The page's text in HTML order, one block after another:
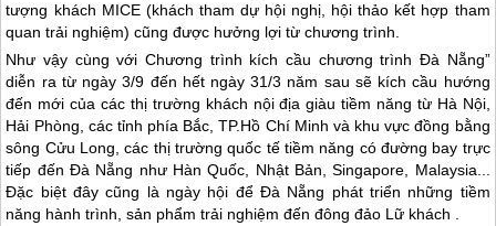
tượng khách MICE (khách tham dự hội nghị, hội thảo kết hợp tham
quan trải nghiệm) cũng được hưởng lợi từ chương trình.
Như vậy cùng với Chương trình kích cầu chương trình Đà Nẵng”
diễn ra từ ngày 3/9 đến hết ngày 31/3 năm sau sẽ kích cầu hướng
đến mới của các thị trường khách nội địa giàu tiềm năng từ Hà Nội,
Hải Phòng, các tỉnh phía Bắc, TP.Hồ Chí Minh và khu vực đồng bằng
sông Cửu Long, các thị trường quốc tế tiềm năng có đường bay trực
tiếp đếnĐà Nẵng như Hàn Quốc, Nhật Bản, Singapore, Malaysia...
Đặc biệt đây cũng là ngày hội để Đà Nẵng phát triển những tiềm
năng hành trình, sản phẩm trải nghiệm đến đông đảo Lữ khách .